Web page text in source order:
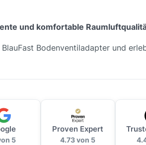
und komfortable
Bodenventiladapter und
5
Proven Expert
4.73 von 5